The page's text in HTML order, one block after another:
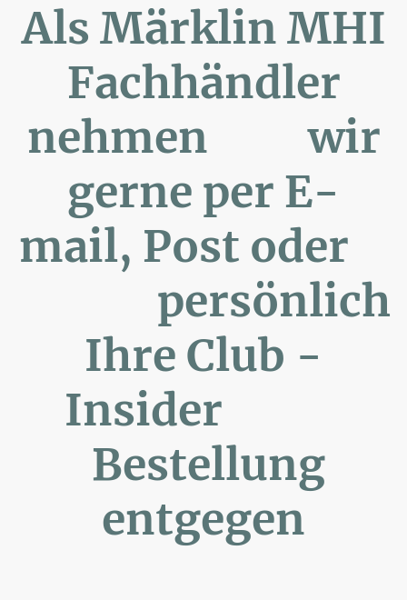
Als Märklin MHI
Fachhändler
nehmen wir
gerne per E-
mail, Post oder
persönlich
Ihre Club -
Insider
Bestellung
entgegen